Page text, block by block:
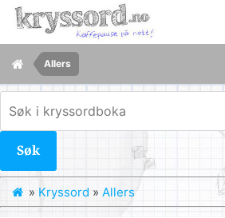
Allers
Søk
» Kryssord » Allers